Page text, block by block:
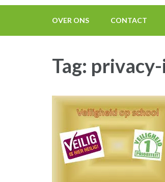
OVER ONS CONTACT
Tag: